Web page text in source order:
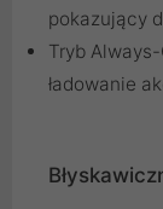
pokazujący
Tryb
ładowanie